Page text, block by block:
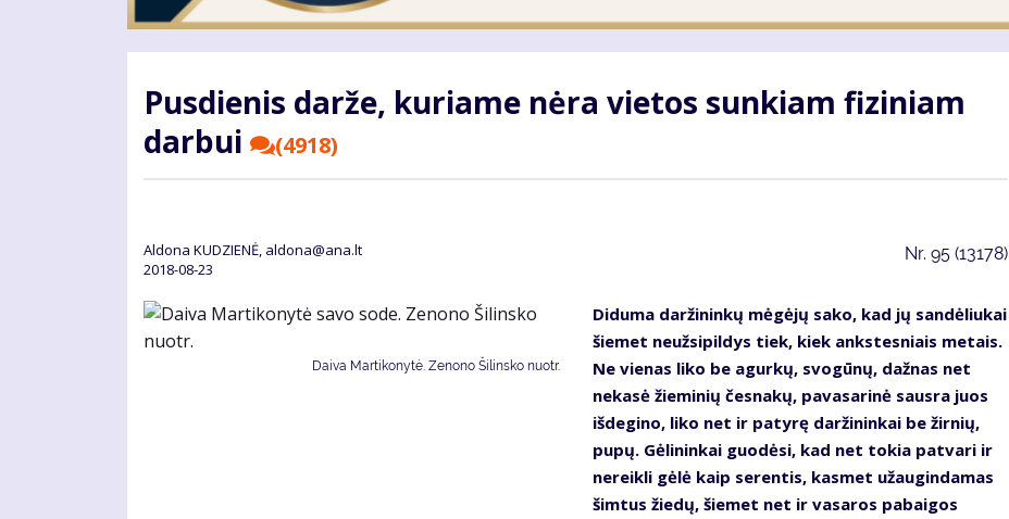
Pusdienis darže, kuriame nėra vietos sunkiam fiziniam
darbui
(4918)
Aldona KUDZIENĖ, aldona@ana.lt
2018-08-23
Nr. 95 (13178)
Daiva Martikonytė. Zenono Šilinsko nuotr.
Diduma daržininkų mėgėjų sako, kad jų sandėliukai
šiemet neužsipildys tiek, kiek ankstesniais metais.
Ne vienas liko be agurkų, svogūnų, dažnas net
nekasė žieminių česnakų, pavasarinė sausra juos
išdegino, liko net ir patyrę daržininkai be žirnių,
pupų. Gėlininkai guodėsi, kad net tokia patvari ir
nereikli gėlė kaip serentis, kasmet užaugindamas
šimtus žiedų, šiemet net ir vasaros pabaigos